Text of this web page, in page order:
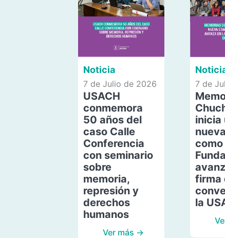
Noticia
7 de Julio de 2026
USACH
conmemora
50 años del
caso Calle
Conferencia
con seminario
sobre
memoria,
represión y
derechos
humanos
Ver más →
7 de
inicia
como
firma
la